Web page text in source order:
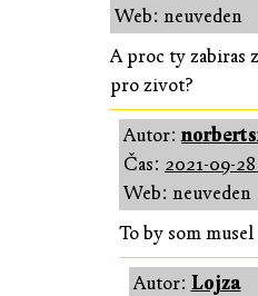
Web: neuveden
A proc ty zabiras
pro zivot?
Autor:
Čas: 2021-09-
Web: neuveden
To by som
Autor: Lojza